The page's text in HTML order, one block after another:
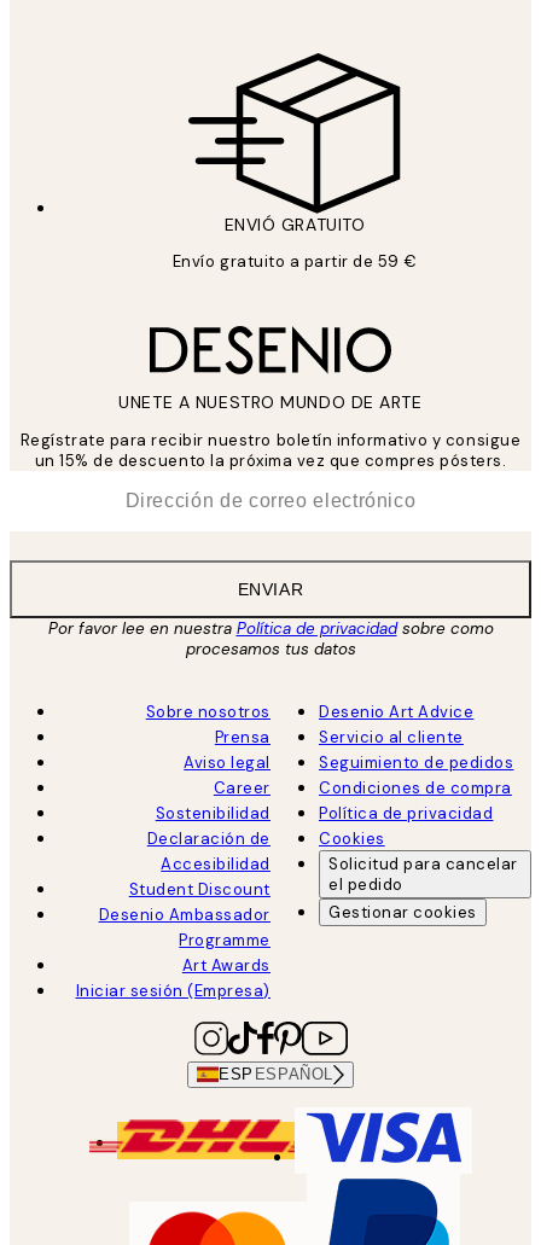
ENVIÓ GRATUITO
Envío gratuito a partir de 59 €
UNETE A NUESTRO MUNDO DE ARTE
Regístrate para recibir nuestro boletín informativo y consigue
un 15% de descuento la próxima vez que compres pósters.
ENVIAR
Por favor lee en nuestra Política de privacidadsobre como
procesamos tus datos
Sobre nosotros
Prensa
Aviso legal
Career
Sostenibilidad
Declaración de
Accesibilidad
Student Discount
Desenio Ambassador
Programme
Art Awards
Iniciar sesión (Empresa)
Desenio Art Advice
Servicio al cliente
Seguimiento de pedidos
Condiciones de compra
Política de privacidad
Cookies
Solicitud para cancelar
el pedido
Gestionar cookies
ESP ESPAÑOL